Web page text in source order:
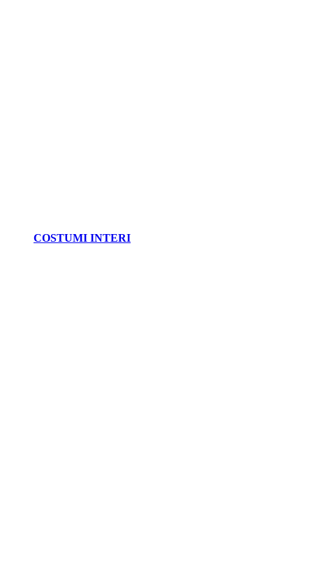
COSTUMI INTERI